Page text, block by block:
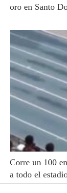
oro en Santo
Corre un 100
a todo el